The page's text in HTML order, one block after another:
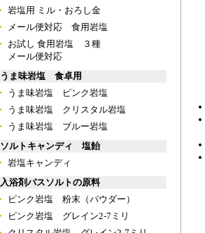
岩塩用 ミル・おろし金
メール便対応 食用岩塩
お試し 食用岩塩 ３種
メール便対応
うま味岩塩 食卓用
うま味岩塩 ピンク岩塩
うま味岩塩 クリスタル岩塩
うま味岩塩 ブルー岩塩
ソルトキャンディ 塩飴
岩塩キャンディ
入浴剤バスソルトの原料
ピンク岩塩 粉末（パウダー）
ピンク岩塩 グレイン2-7ミリ